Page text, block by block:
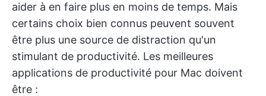
aider à en faire plus en moins de temps. Mais
certains choix bien connus peuvent souvent
être plus une source de distraction qu'un
stimulant de productivité. Les meilleures
applications de productivité pour Mac doivent
être :